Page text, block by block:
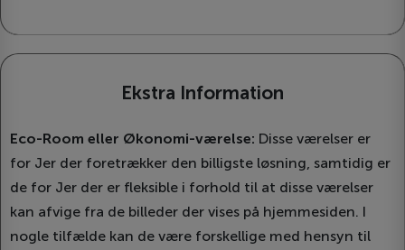
Ekstra Information
Eco-Room eller Økonomi-værelse: Disse værelser er
for Jer der foretrækker den billigste løsning, samtidig er
de for Jer der er fleksible i forhold til at disse værelser
kan afvige fra de billeder der vises på hjemmesiden. I
nogle tilfælde kan de være forskellige med hensyn til